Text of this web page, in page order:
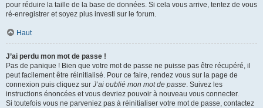
pour réduire la taille de la base de données. Si cela vous arrive, tentez de vous
ré-enregistrer et soyez plus investi sur le forum.
Haut
J’ai perdu mon mot de passe !
Pas de panique ! Bien que votre mot de passe ne puisse pas être récupéré, il
peut facilement être réinitialisé. Pour ce faire, rendez vous sur la page de
connexion puis cliquez sur J’ai oublié mon mot de passe. Suivez les
instructions énoncées et vous devriez pouvoir à nouveau vous connecter.
Si toutefois vous ne parveniez pas à réinitialiser votre mot de passe, contactez